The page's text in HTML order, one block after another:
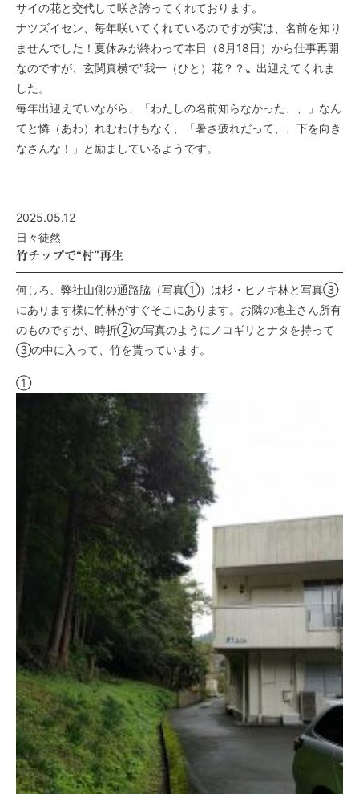
サイの花と交代して咲き誇ってくれております。
ナツズイセン、毎年咲いてくれているのですが実は、名前を知り
ませんでした！夏休みが終わって本日（8月18日）から仕事再開
なのですが、玄関真横で‶我一（ひと）花？？〟出迎えてくれま
した。
毎年出迎えていながら、「わたしの名前知らなかった、、」なん
てと憐（あわ）れむわけもなく、「暑さ疲れだって、、下を向き
なさんな！」と励ましているようです。
2025.05.12
日々徒然
竹チップで“村”再生
何しろ、弊社山側の通路脇（写真①）は杉・ヒノキ林と写真➂
にあります様に竹林がすぐそこにあります。お隣の地主さん所有
のものですが、時折②の写真のようにノコギリとナタを持って
③の中に入って、竹を貰っています。
①